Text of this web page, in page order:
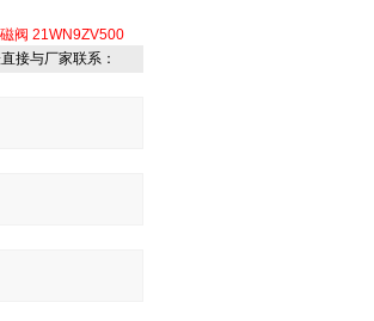
阀 21WN9ZV500
接与厂家联系：